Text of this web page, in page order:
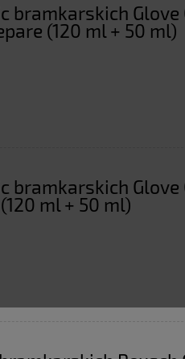
bramkarskich Glove
(120 ml + 50 ml)
bramkarskich Glove
ml + 50 ml)